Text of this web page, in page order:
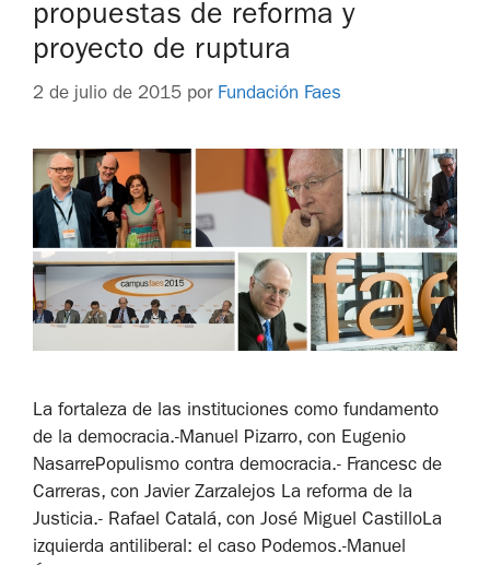
propuestas de reforma y
proyecto de ruptura
2 de julio de 2015 por Fundación Faes
La fortaleza de las instituciones como fundamento
de la democracia.-Manuel Pizarro, con Eugenio
NasarrePopulismo contra democracia.- Francesc de
Carreras, con Javier Zarzalejos La reforma de la
Justicia.- Rafael Catalá, con José Miguel CastilloLa
izquierda antiliberal: el caso Podemos.-Manuel